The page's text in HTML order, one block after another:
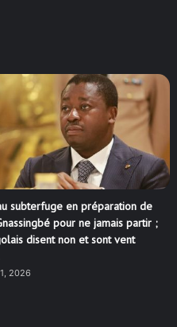
subterfuge en préparation de
pour ne jamais partir ;
disent non et sont vent
2026